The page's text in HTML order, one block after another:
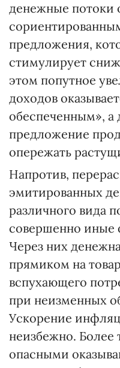
денежные потоки
предложения,
стимулирует
этом попутное
доходов
обеспеченным», а
предложение
опережать
Напротив,
эмитированных
различного вида
совершенно иные
Через них
прямиком на
вспухающего
при неизменных
Ускорение
неизбежно. Более
опасными